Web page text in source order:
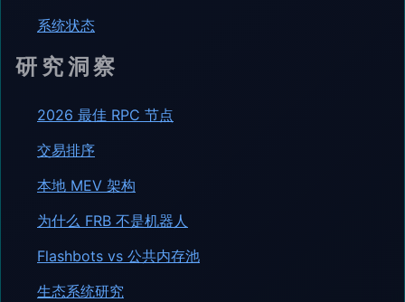
系统状态
研究洞察
2026 最佳 RPC 节点
交易排序
本地 MEV 架构
为什么 FRB 不是机器人
Flashbots vs 公共内存池
生态系统研究